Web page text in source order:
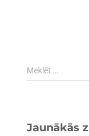
Meklēt …
Jaunākās